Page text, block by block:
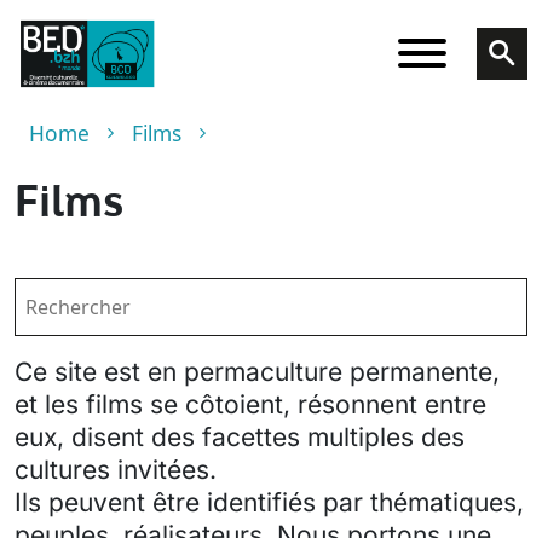
Skip to main content
Breadcrumb
Home Films
Films
Ce site est en permaculture permanente,
et les films se côtoient, résonnent entre
eux, disent des facettes multiples des
cultures invitées.
Ils peuvent être identifiés par thématiques,